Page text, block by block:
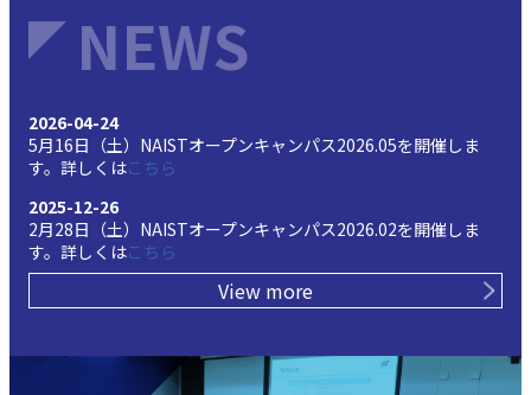
2026-04-24
5月16日（土）NAISTオープンキャンパス2026.05を開催しま
す。詳しくはこちら
2025-12-26
2月28日（土）NAISTオープンキャンパス2026.02を開催しま
す。詳しくはこちら
View more
NEWS